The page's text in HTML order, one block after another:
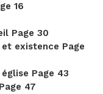
16
Page 30
existence Page
Page 43
47